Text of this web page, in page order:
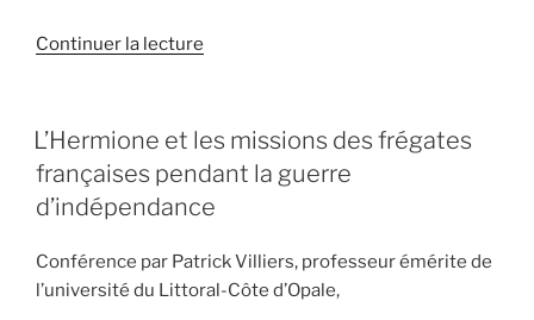
Continuer la lecture
XVIIIè
siècle
à
lumière
du
PUBLIÉ
LE
L’Hermione et les missions des frégates
françaises pendant la guerre
d’indépendance
Conférence par Patrick Villiers, professeur émérite de
l’université du Littoral-Côte d’Opale,